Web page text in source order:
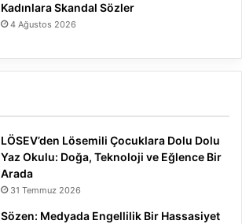
Kadınlara Skandal Sözler
4 Ağustos 2026
LÖSEV’den Lösemili Çocuklara Dolu Dolu
Yaz Okulu: Doğa, Teknoloji ve Eğlence Bir
Arada
31 Temmuz 2026
Sözen: Medyada Engellilik Bir Hassasiyet